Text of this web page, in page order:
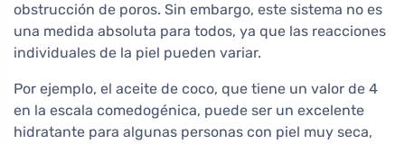
obstrucción de poros. Sin embargo, este sistema no es
una medida absoluta para todos, ya que las reacciones
individuales de la piel pueden variar.
Por ejemplo, el aceite de coco, que tiene un valor de 4
en la escala comedogénica, puede ser un excelente
hidratante para algunas personas con piel muy seca,